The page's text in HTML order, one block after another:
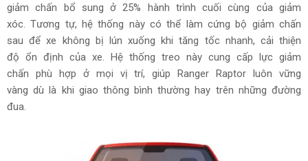
giảm chấn bổ sung ở 25% hành trình cuối cùng của giảm
xóc. Tương tự, hệ thống này có thể làm cứng bộ giảm chấn
sau để xe không bị lún xuống khi tăng tốc nhanh, cải thiện
độ ổn định của xe. Hệ thống treo này cung cấp lực giảm
chấn phù hợp ở mọi vị trí, giúp Ranger Raptor luôn vững
vàng dù là khi giao thông bình thường hay trên những đường
đua.